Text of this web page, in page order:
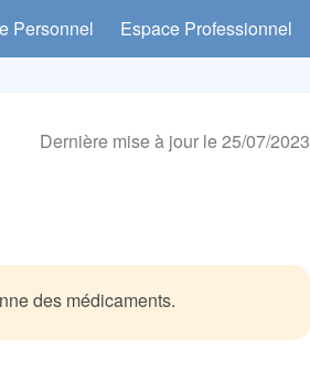
Personnel Espace Professionnel
Dernière mise à jour le 25/07/2023
des médicaments.